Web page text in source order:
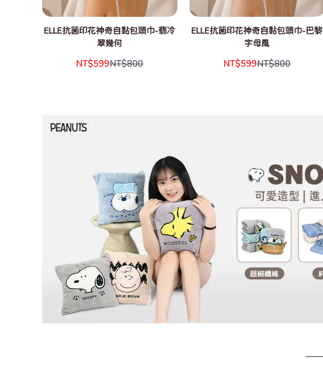
ELLE抗菌印花神奇自黏包頭巾-翡冷
翠幾何
NT$599NT$800
ELLE抗菌印花神奇自黏包頭巾-巴黎
字母風
NT$599NT$800